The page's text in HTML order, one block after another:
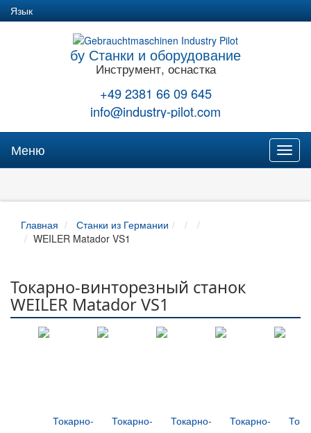
Язык
бу Станки и оборудование
Инструмент, оснастка
+49 2381 66 09 645
info@industry-pilot.com
Меню
Главная
Станки из Германии
WEILER Matador VS1
Токарно-винторезный станок
WEILER Matador VS1